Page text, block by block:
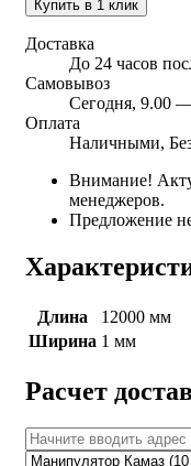
Купить в 1 клик
Доставка
До 24 часов
Самовывоз
Сегодня, 9.00
Оплата
Наличными,
Внимание!
менеджеров.
Предложение
Длина
12000 мм
Ширина 1 мм
Расчет